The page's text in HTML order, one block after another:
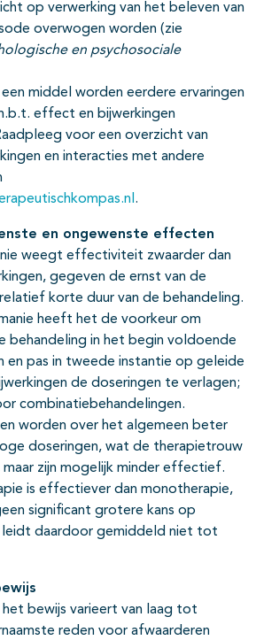
op verwerking van het beleven van
overwogen worden (zie
en psychosociale
een middel worden eerdere ervaringen
effect en bijwerkingen
voor een overzicht van
en interacties met andere
.
en ongewenste effecten
weegt effectiviteit zwaarder dan
gegeven de ernst van de
korte duur van de behandeling.
heeft het de voorkeur om
behandeling in het begin voldoende
en pas in tweede instantie op geleide
de doseringen te verlagen;
combinatiebehandelingen.
worden over het algemeen beter
doseringen, wat de therapietrouw
maar zijn mogelijk minder effectief.
is effectiever dan monotherapie,
significant grotere kans op
leidt daardoor gemiddeld niet tot
bewijs varieert van laag tot
reden voor afwaarderen